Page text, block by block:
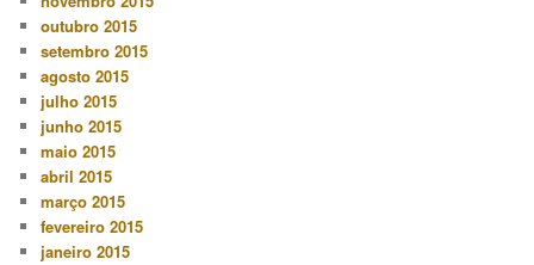
outubro 2015
setembro 2015
agosto 2015
julho 2015
junho 2015
maio 2015
abril 2015
março 2015
fevereiro 2015
janeiro 2015